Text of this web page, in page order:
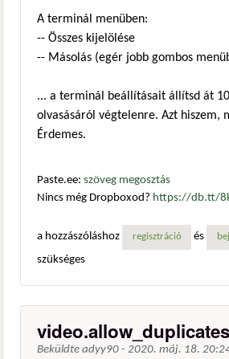
A terminál menüben:
-- Összes kijelölése
-- Másolás (egér jobb gombos
... a terminál beállításait állítsd át
olvasásáról végtelenre. Azt hiszem,
Érdemes.
Paste.ee: szöveg megosztás
Nincs még Dropboxod? https://db.tt/
a hozzászóláshoz
regisztráció és
szükséges
Beküldte adyy90 - 2020. máj. 18.